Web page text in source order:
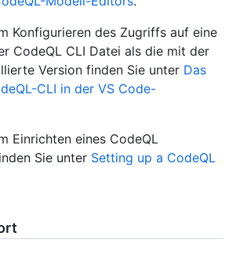
Konfigurieren des Zugriffs auf eine
CodeQL CLI Datei als die mit der
Version finden Sie unter Das
CLI in der VS Code-
Einrichten eines CodeQL
Sie unter Setting up a CodeQL